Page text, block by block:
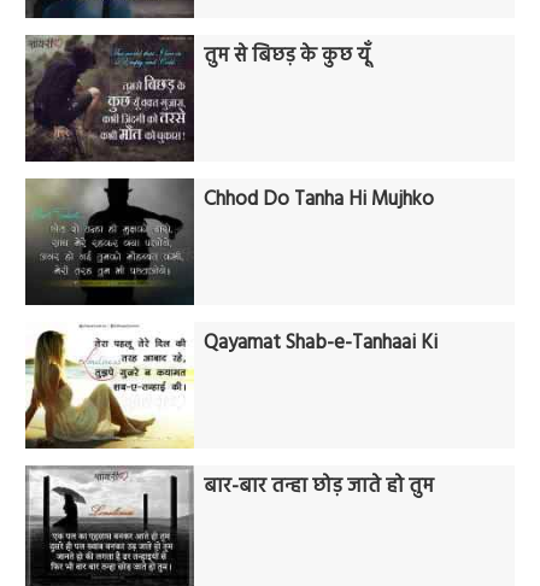
तुम से बिछड़ के कुछ यूँ
Chhod Do Tanha Hi Mujhko
Qayamat Shab-e-Tanhaai Ki
बार-बार तन्हा छोड़ जाते हो तुम